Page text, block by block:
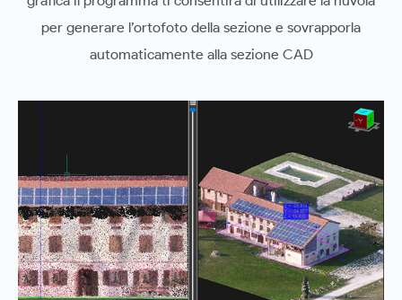
per generare l’ortofoto della sezione e sovrapporla
automaticamente alla sezione CAD